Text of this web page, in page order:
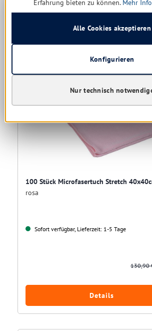
19,87
100 Stück Microfasertuch Stretch
rosa
Sofort verfügbar, Lieferzeit: 1-5 Tage
130,90
Details
Erfahrung bieten zu können. Mehr
Nur technisch
Konfigurieren
Alle Cookies akzeptieren